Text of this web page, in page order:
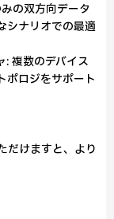
の双方向データ
シナリオでの最適
: 複数のデバイス
ポロジをサポート
だけますと、より